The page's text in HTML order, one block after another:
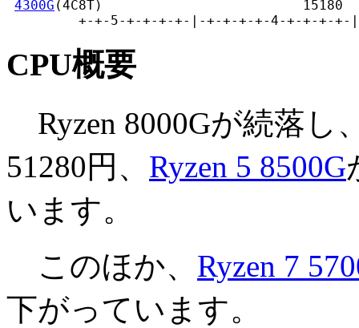
4300G (4C8T)                         15180
+-+-5-+-+-+-+-|-+-+-+-+-4-+-+-+-
CPU概要
Ryzen 8000Gが続落し
51280円、 Ryzen 5 8500G
います。
このほか、 Ryzen 7
下がっています。